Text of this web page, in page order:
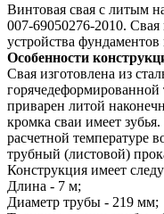
Винтовая свая с литым
007-69050276-2010. Свая
устройства
Особенности
Свая изготовлена из
приварен литой
кромка сваи имеет
расчетной температуре
трубный (листовой)
Конструкция имеет
Длина - 7 м;
Диаметр трубы - 219 мм;